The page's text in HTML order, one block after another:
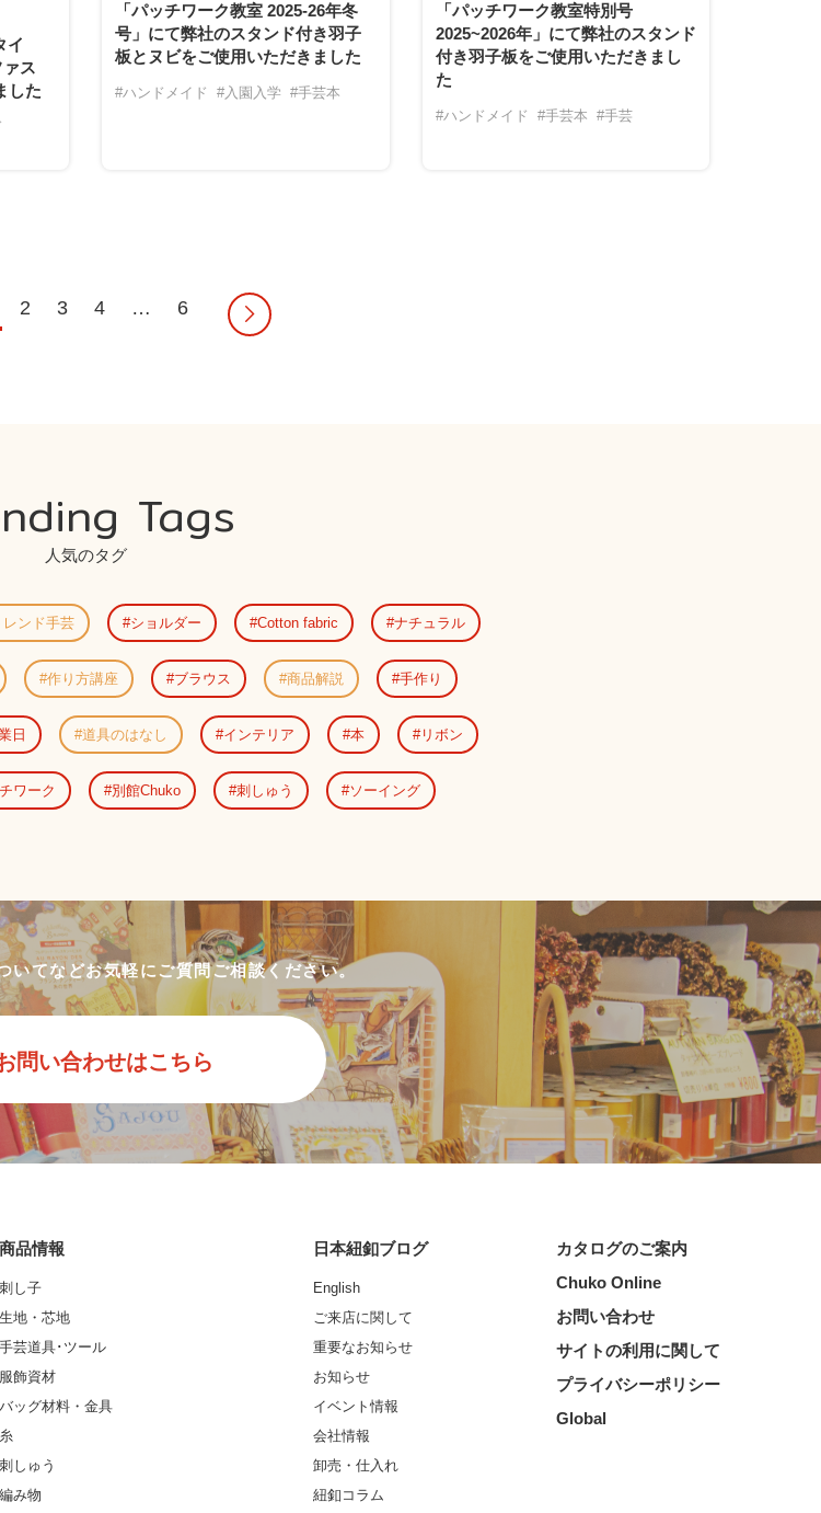
イ
ス
した
「パッチワーク教室 2025-26年冬
号」にて弊社のスタンド付き羽子
板とヌビをご使用いただきました
#ハンドメイド #入園入学 #手芸本
「パッチワーク教室特別号
2025~2026年」にて弊社のスタンド
付き羽子板をご使用いただきまし
た
#ハンドメイド #手芸本 #手芸
2 3 4 … 6
Tags
人気のタグ
レンド手芸 ショルダー Cotton fabric ナチュラル
作り方講座 ブラウス 商品解説 手作り
日 道具のはなし インテリア 本 リボン
ワーク 別館Chuko 刺しゅう ソーイング
いてなどお気軽にご質問ご相談ください。
問い合わせはこちら
商品情報
刺し子
生地・芯地
手芸道具･ツール
服飾資材
バッグ材料・金具
糸
刺しゅう
編み物
日本紐釦ブログ
English
ご来店に関して
重要なお知らせ
お知らせ
イベント情報
会社情報
卸売・仕入れ
紐釦コラム
カタログのご案内
Chuko Online
お問い合わせ
サイトの利用に関して
プライバシーポリシー
Global